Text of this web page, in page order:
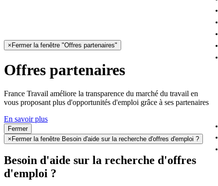
× Fermer la fenêtre "Offres partenaires"
Offres partenaires
France Travail améliore la transparence du marché du travail en
vous proposant plus d'opportunités d'emploi grâce à ses partenaires
En savoir plus
Fermer
× Fermer la fenêtre Besoin d'aide sur la recherche d'offres d'emploi ?
Besoin d'aide sur la recherche d'offres
d'emploi ?